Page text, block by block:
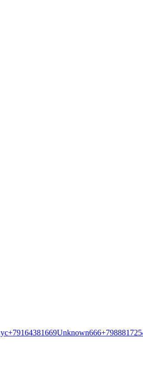
+79164381669Unknown666